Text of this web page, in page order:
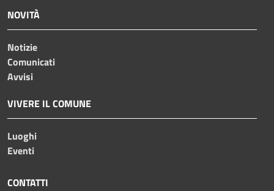
NOVITÀ
Notizie
Comunicati
Avvisi
VIVERE IL COMUNE
Luoghi
Eventi
CONTATTI